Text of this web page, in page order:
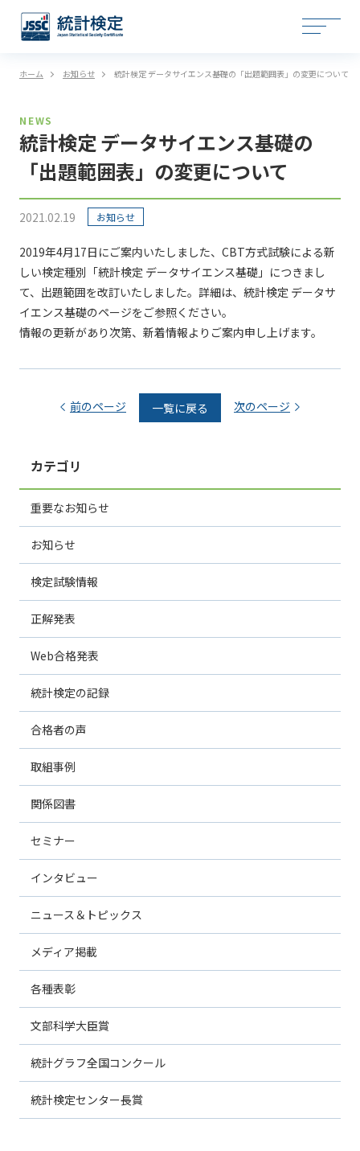
ホーム お知らせ 統計検定 データサイエンス基礎の「出題範囲表」の変更について
NEWS
統計検定 データサイエンス基礎の
「出題範囲表」の変更について
2021.02.19 お知らせ
2019年4月17日にご案内いたしました、CBT方式試験による新
しい検定種別「統計検定 データサイエンス基礎」につきまし
て、出題範囲を改訂いたしました。詳細は、統計検定 データサ
イエンス基礎のページをご参照ください。
情報の更新があり次第、新着情報よりご案内申し上げます。
前のページ 一覧に戻る 次のページ
カテゴリ
重要なお知らせ
お知らせ
検定試験情報
正解発表
Web合格発表
統計検定の記録
合格者の声
取組事例
関係図書
セミナー
インタビュー
ニュース＆トピックス
メディア掲載
各種表彰
文部科学大臣賞
統計グラフ全国コンクール
統計検定センター長賞